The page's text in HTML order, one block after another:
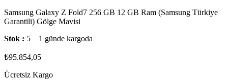
Samsung Galaxy Z Fold7 256 GB 12 GB Ram (Samsung Türkiye
Garantili) Gölge Mavisi
Stok : 5 1 günde kargoda
₺95.854,05
Ücretsiz Kargo